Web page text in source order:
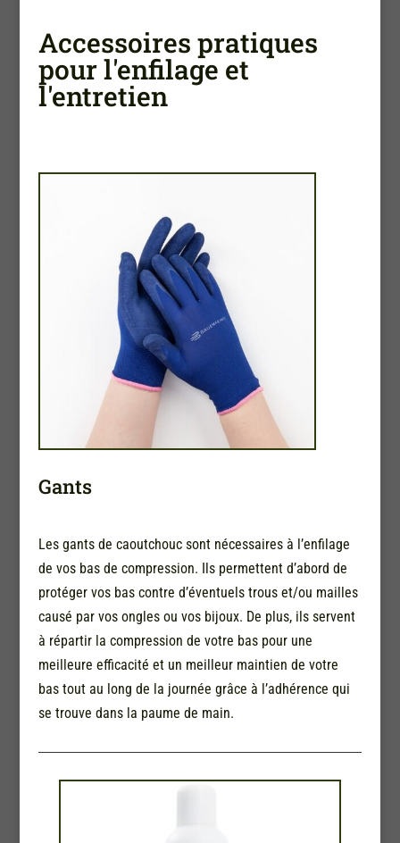
Accessoires pratiques
pour l'enfilage et
l'entretien
Gants
Les gants de caoutchouc sont nécessaires à l’enfilage
de vos bas de compression. Ils permettent d’abord de
protéger vos bas contre d’éventuels trous et/ou mailles
causé par vos ongles ou vos bijoux. De plus, ils servent
à répartir la compression de votre bas pour une
meilleure efficacité et un meilleur maintien de votre
bas tout au long de la journée grâce à l’adhérence qui
se trouve dans la paume de main.